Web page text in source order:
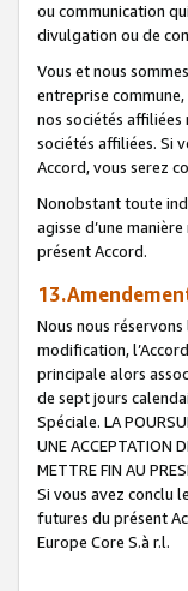
ou communication
divulgation ou de
Vous et nous
entreprise
nos sociétés
sociétés affiliées. Si
Accord, vous serez
Nonobstant toute
agisse d’une
présent Accord.
Nous nous
modification,
principale alors
de sept jours
Spéciale. LA
UNE ACCEPTATION
METTRE FIN AU
Si vous avez conclu
futures du présent
Europe Core S.à r.l.